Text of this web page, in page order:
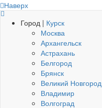
Наверх
Город | Курск
Москва
Архангельск
Астрахань
Белгород
Брянск
Великий Новгород
Владимир
Волгоград